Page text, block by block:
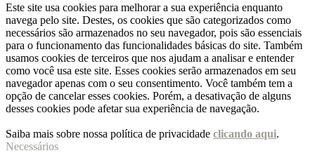
Este site usa cookies para melhorar a sua experiência enquanto
navega pelo site. Destes, os cookies que são categorizados como
necessários são armazenados no seu navegador, pois são essenciais
para o funcionamento das funcionalidades básicas do site. Também
usamos cookies de terceiros que nos ajudam a analisar e entender
como você usa este site. Esses cookies serão armazenados em seu
navegador apenas com o seu consentimento. Você também tem a
opção de cancelar esses cookies. Porém, a desativação de alguns
desses cookies pode afetar sua experiência de navegação.
Saiba mais sobre nossa política de privacidade clicando aqui.
Necessários